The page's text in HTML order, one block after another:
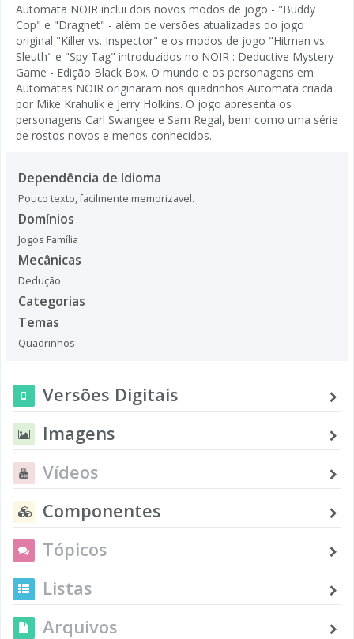
Automata NOIR inclui dois novos modos de jogo - "Buddy
Cop" e "Dragnet" - além de versões atualizadas do jogo
original "Killer vs. Inspector" e os modos de jogo "Hitman vs.
Sleuth" e "Spy Tag" introduzidos no NOIR : Deductive Mystery
Game - Edição Black Box. O mundo e os personagens em
Automatas NOIR originaram nos quadrinhos Automata criada
por Mike Krahulik e Jerry Holkins. O jogo apresenta os
personagens Carl Swangee e Sam Regal, bem como uma série
de rostos novos e menos conhecidos.
Dependência de Idioma
Pouco texto, facilmente memorizavel.
Domínios
Jogos Família
Mecânicas
Dedução
Categorias
Temas
Quadrinhos
Versões Digitais
Imagens
Vídeos
Componentes
Tópicos
Listas
Arquivos